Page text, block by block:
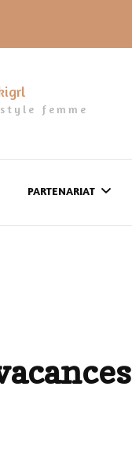
femme
PARTENARIAT